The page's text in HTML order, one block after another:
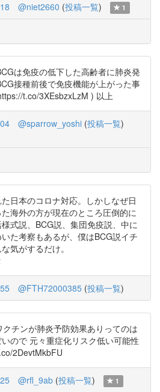
@niet2660 (投稿一覧) 1
は免疫の低下した高齢者に肺炎発
接種前後で免疫機能が上がった事
t.co/3XEsbzxLzM ) 以上
@sparrow_yoshi (投稿一覧)
日本のコロナ対応。しかしなぜ日
海外の方が現在のところ圧倒的に
式説、BCG説、集団免疫説、中に
た考察もあるが、僕はBCG説イチ
気がするだけ。
@FTH72000385 (投稿一覧)
チンが肺炎予防効果ありってのは
ので 元々重症化リスク低い可能性
2DevtMkbFU
@rfl_9ab (投稿一覧) 1